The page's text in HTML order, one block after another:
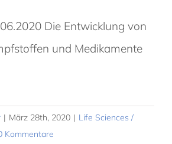
Die Entwicklung von
und Medikamente
| März 28th, 2020 | Life Sciences /
Kommentare